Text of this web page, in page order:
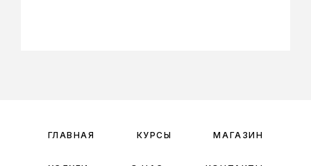
ГЛАВНАЯ КУРСЫ МАГАЗИН